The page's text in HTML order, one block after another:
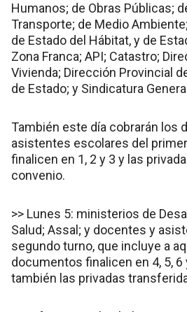
Humanos; de Obras Públicas;
Transporte; de Medio
de Estado del Hábitat, y de
Zona Franca; API; Catastro;
Vivienda; Dirección Provincial
de Estado; y Sindicatura
También este día cobrarán los
asistentes escolares del
finalicen en 1, 2 y 3 y las
convenio.
>> Lunes 5: ministerios de
Salud; Assal; y docentes y
segundo turno, que incluye a
documentos finalicen en 4, 5, 6
también las privadas